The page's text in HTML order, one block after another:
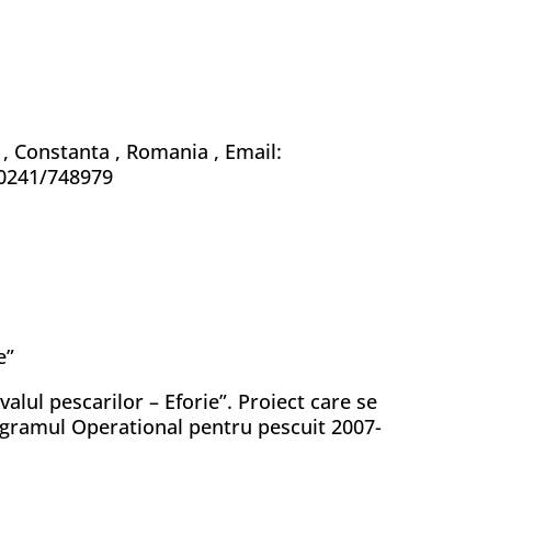
Constanta , Romania , Email:
748979
pescarilor – Eforie”. Proiect care se
Operational pentru pescuit 2007-